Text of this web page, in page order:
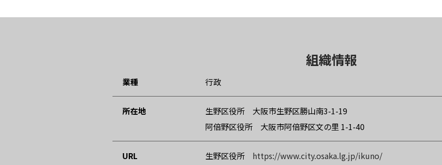
組織情報
業種 行政
所在地
生野区役所 大阪市生野区勝山南3-1-19
阿倍野区役所 大阪市阿倍野区文の里 1-1-40
URL 生野区役所 https://www.city.osaka.lg.jp/ikuno/